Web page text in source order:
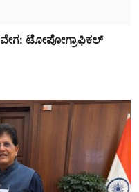
ಟೋಪೋಗ್ರಾಫಿಕಲ್‌